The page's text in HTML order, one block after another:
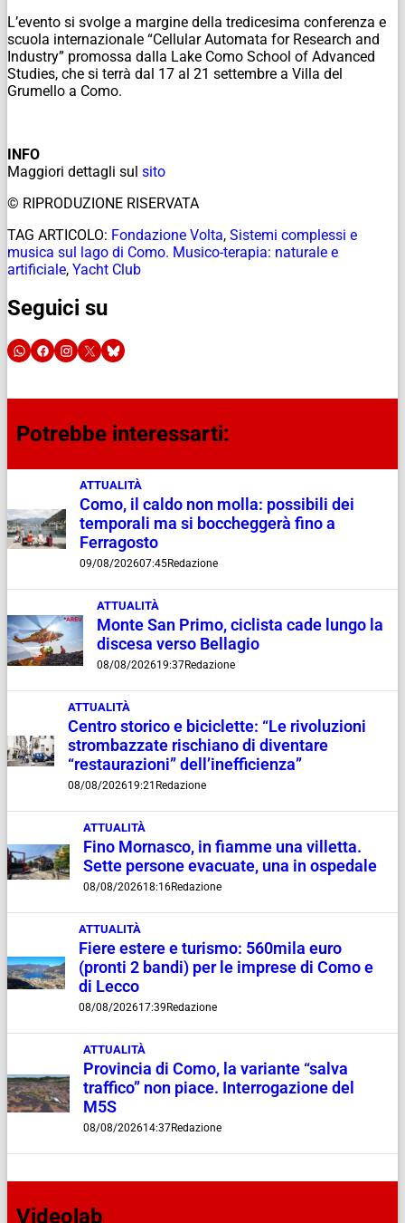
L’evento si svolge a margine della tredicesima conferenza e
scuola internazionale “Cellular Automata for Research and
Industry” promossa dalla Lake Como School of Advanced
Studies, che si terrà dal 17 al 21 settembre a Villa del
Grumello a Como.
INFO
Maggiori dettagli sul sito
© RIPRODUZIONE RISERVATA
TAG ARTICOLO: Fondazione Volta, Sistemi complessi e
musica sul lago di Como. Musico-terapia: naturale e
artificiale, Yacht Club
Seguici su
Potrebbe interessarti:
ATTUALITÀ
Como, il caldo non molla: possibili dei
temporali ma si boccheggerà fino a
Ferragosto
09/08/202607:45Redazione
ATTUALITÀ
Monte San Primo, ciclista cade lungo la
discesa verso Bellagio
08/08/202619:37Redazione
ATTUALITÀ
Centro storico e biciclette: “Le rivoluzioni
strombazzate rischiano di diventare
“restaurazioni” dell’inefficienza”
08/08/202619:21 Redazione
ATTUALITÀ
Fino Mornasco, in fiamme una villetta.
Sette persone evacuate, una in ospedale
08/08/202618:16Redazione
ATTUALITÀ
Fiere estere e turismo: 560mila euro
(pronti 2 bandi) per le imprese di Como e
di Lecco
08/08/202617:39 Redazione
ATTUALITÀ
Provincia di Como, la variante “salva
traffico” non piace. Interrogazione del
M5S
08/08/202614:37Redazione
Videolab